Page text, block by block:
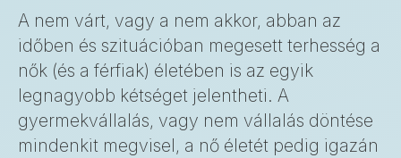
A nem várt, vagy a nem akkor, abban az
időben és szituációban megesett terhesség a
nők (és a férfiak) életében is az egyik
legnagyobb kétséget jelentheti. A
gyermekvállalás, vagy nem vállalás döntése
mindenkit megvisel, a nő életét pedig igazán